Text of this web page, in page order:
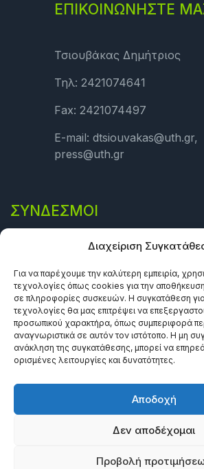
Διαχείριση
Για να παρέχουμε την καλύτερη εμπειρία,
τεχνολογίες όπως cookies για την
σε πληροφορίες συσκευών. Η συγκατάθεση
τεχνολογίες θα μας επιτρέψει να
προσωπικού χαρακτήρα, όπως συμπεριφορά
αναγνωριστικά σε αυτόν τον ιστότοπο. Η μη
ανάκληση της συγκατάθεσης, μπορεί να
ορισμένες λειτουργίες και δυνατότητες.
Αποδοχή
Δεν αποδέχομαι
Προβολή
ΕΠΙΚΟΙΝΩΝΗΣΤΕ
Τσιουβάκας Δημήτριος
Τηλ: 2421074641
Fax: 2421074497
E-mail: dtsiouvakas@uth.gr,
press@uth.gr
ΣΎΝΔΕΣΜΟΙ
Πολιτική Cookies (ΕΕ)
reserved